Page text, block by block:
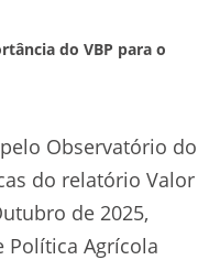
do VBP para o
Observatório do
do relatório Valor
de 2025,
Política Agrícola